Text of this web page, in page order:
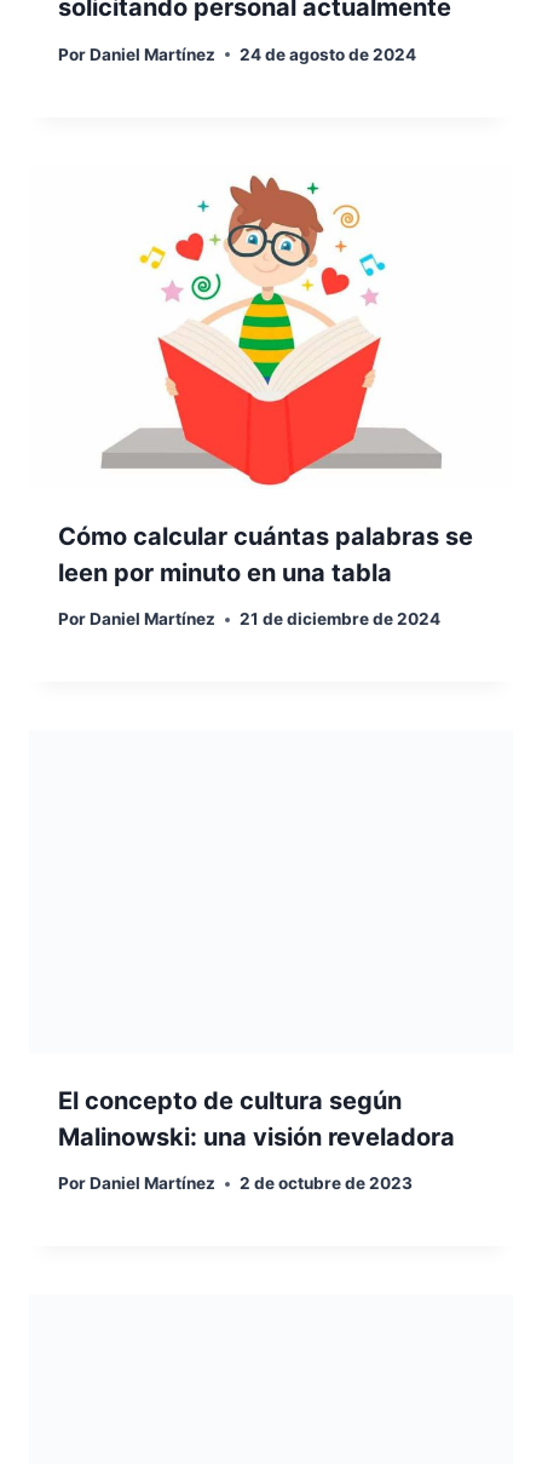
solicitando personal actualmente
PorDaniel Martínez 24 de agosto de 2024
Cómo calcular cuántas palabras se
leen por minuto en una tabla
PorDaniel Martínez 21 de diciembre de 2024
El concepto de cultura según
Malinowski: una visión reveladora
PorDaniel Martínez 2 de octubre de 2023